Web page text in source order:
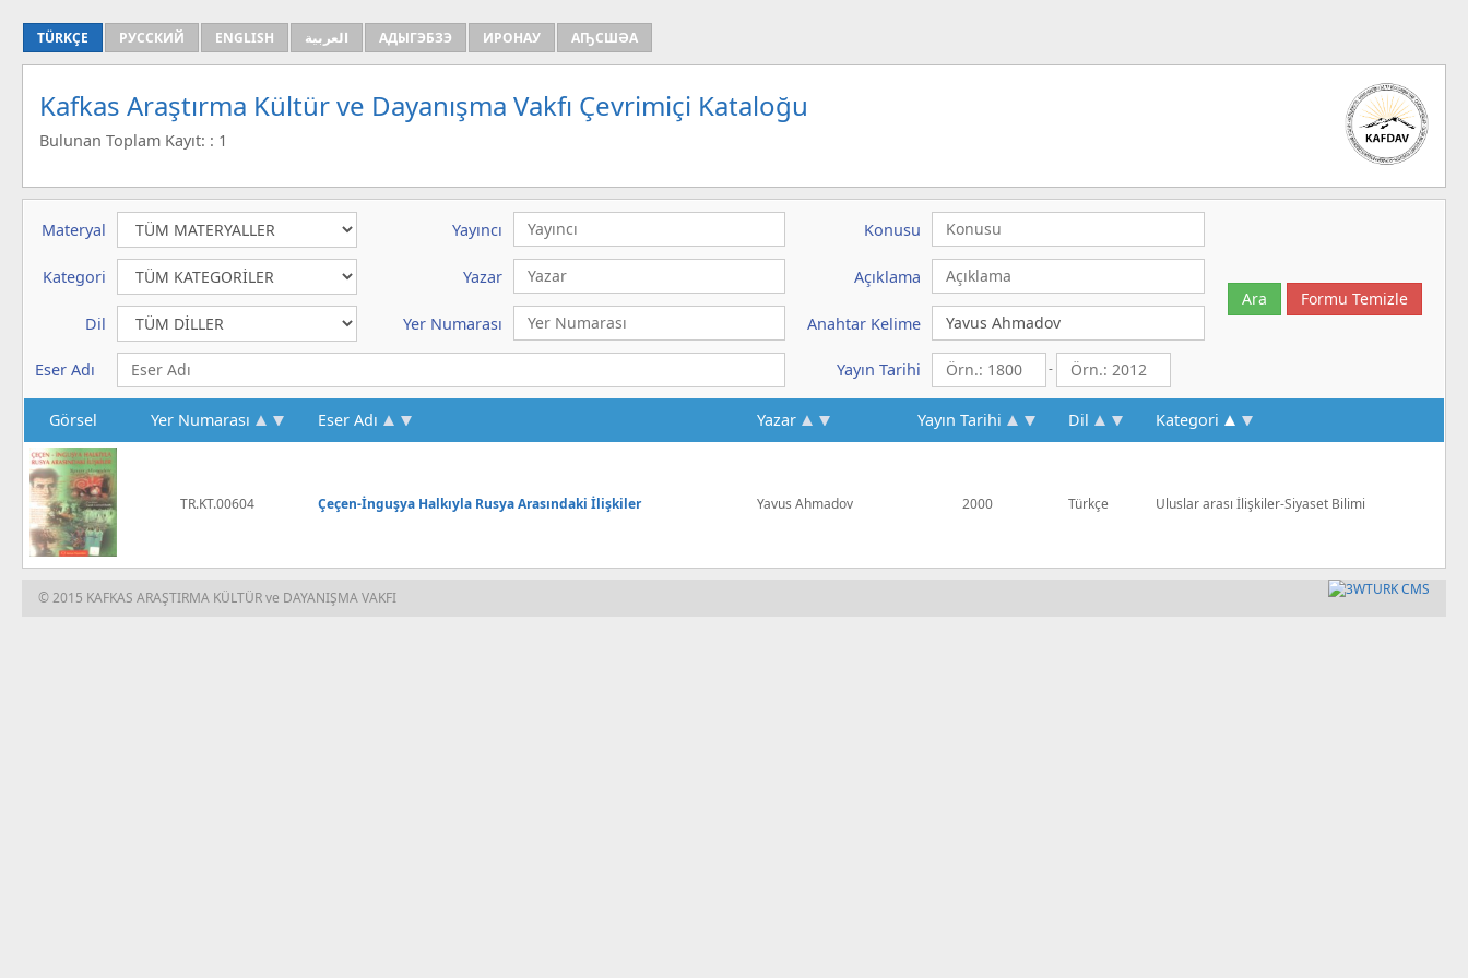
TÜRKÇE РУССКИЙ ENGLISH العربية АДЫГЭБЗЭ ИРОНАУ АҦСШӘА
Kafkas Araştırma Kültür ve Dayanışma Vakfı Çevrimiçi Kataloğu
Bulunan Toplam Kayıt: : 1
Materyal Yayıncı Konusu
Kategori Yazar Açıklama
Dil Yer Numarası Anahtar Kelime
Eser Adı Yayın Tarihi -
Görsel Yer Numarası Eser Adı Yazar Yayın Tarihi Dil Kategori
TR.KT.00604 Çeçen-İnguşya Halkıyla Rusya Arasındaki İlişkiler Yavus Ahmadov 2000 Türkçe Uluslar arası İlişkiler-Siyaset Bilimi
© 2015 KAFKAS ARAŞTIRMA KÜLTÜR ve DAYANIŞMA VAKFI